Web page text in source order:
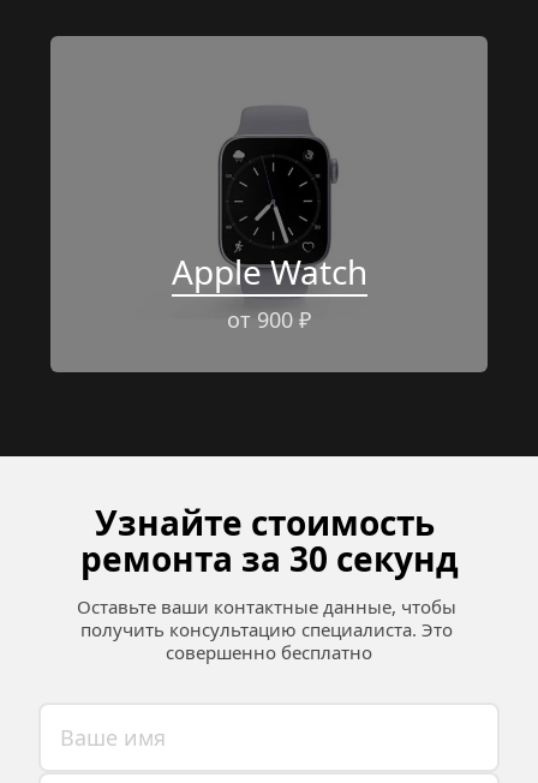
Apple Watch
от 900 ₽
Узнайте стоимость
ремонта за 30 секунд
Оставьте ваши контактные данные, чтобы
получить консультацию специалиста. Это
совершенно бесплатно